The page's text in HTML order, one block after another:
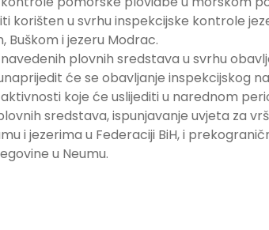
korišten u svrhu inspekcijske kontrole
Buškom i jezeru Modrac.
plovnih sredstava u svrhu
će se obavljanje inspekcijskog
koje će uslijediti u narednom
sredstava, ispunjavanje uvjeta za
i jezerima u Federaciji BiH, i
u Neumu.